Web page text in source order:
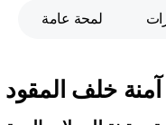
لمحة عامة
خلف المقود